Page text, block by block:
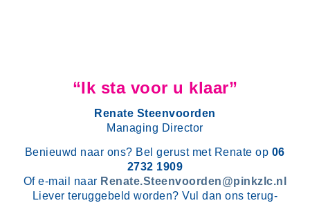
“Ik sta voor u klaar”
Renate Steenvoorden
Managing Director
Benieuwd naar ons? Bel gerust met Renate op 06
2732 1909
Of e-mail naar Renate.Steenvoorden@pinkzlc.nl
Liever teruggebeld worden? Vul dan ons terug-